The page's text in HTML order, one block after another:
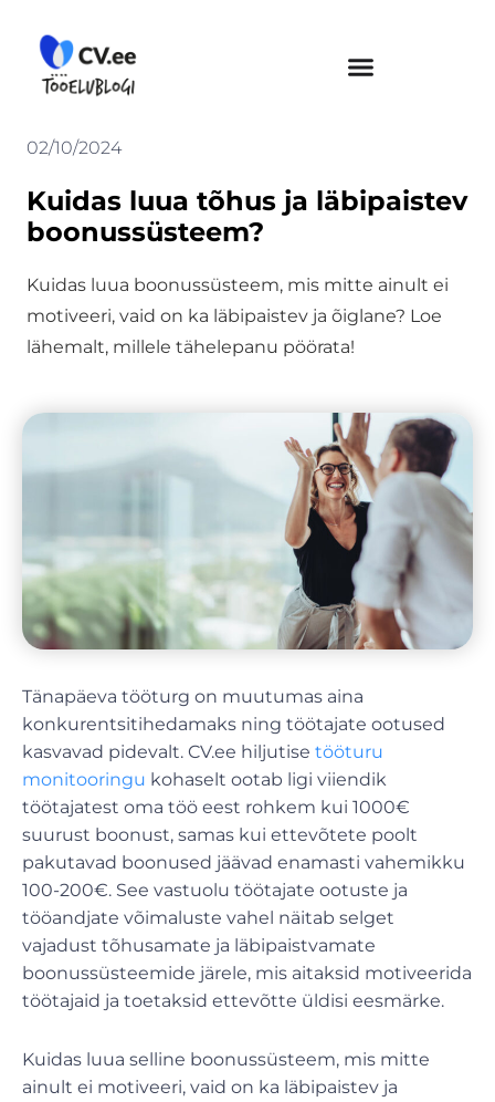
content
02/10/2024
Kuidas luua tõhus ja läbipaistev
boonussüsteem?
Kuidas luua boonussüsteem, mis mitte ainult ei
motiveeri, vaid on ka läbipaistev ja õiglane? Loe
lähemalt, millele tähelepanu pöörata!
Tänapäeva tööturg on muutumas aina
konkurentsitihedamaks ning töötajate ootused
kasvavad pidevalt. CV.ee hiljutise tööturu
monitooringu kohaselt ootab ligi viiendik
töötajatest oma töö eest rohkem kui 1000€
suurust boonust, samas kui ettevõtete poolt
pakutavad boonused jäävad enamasti vahemikku
100-200€. See vastuolu töötajate ootuste ja
tööandjate võimaluste vahel näitab selget
vajadust tõhusamate ja läbipaistvamate
boonussüsteemide järele, mis aitaksid motiveerida
töötajaid ja toetaksid ettevõtte üldisi eesmärke.
Kuidas luua selline boonussüsteem, mis mitte
ainult ei motiveeri, vaid on ka läbipaistev ja